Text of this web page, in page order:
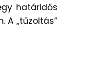
határidős
„tűzoltás”